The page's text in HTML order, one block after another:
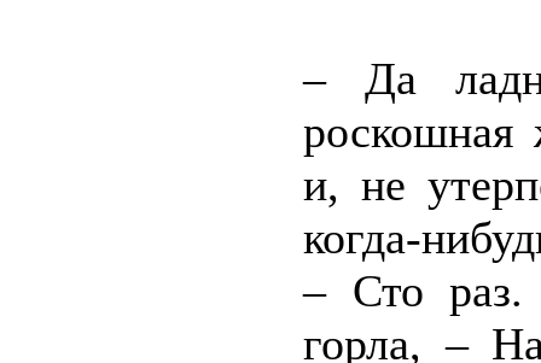
– Да
роскошная
и, не
когда-
– Сто раз.
горла, –